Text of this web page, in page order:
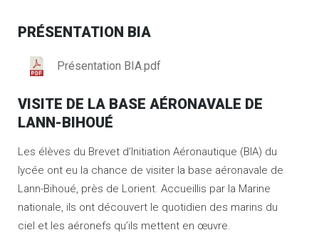
PRÉSENTATION BIA
Présentation BIA.pdf
VISITE DE LA BASE AÉRONAVALE DE
LANN-BIHOUÉ
Les élèves du Brevet d’Initiation Aéronautique (BIA) du
lycée ont eu la chance de visiter la base aéronavale de
Lann-Bihoué, près de Lorient. Accueillis par la Marine
nationale, ils ont découvert le quotidien des marins du
ciel et les aéronefs qu’ils mettent en œuvre.